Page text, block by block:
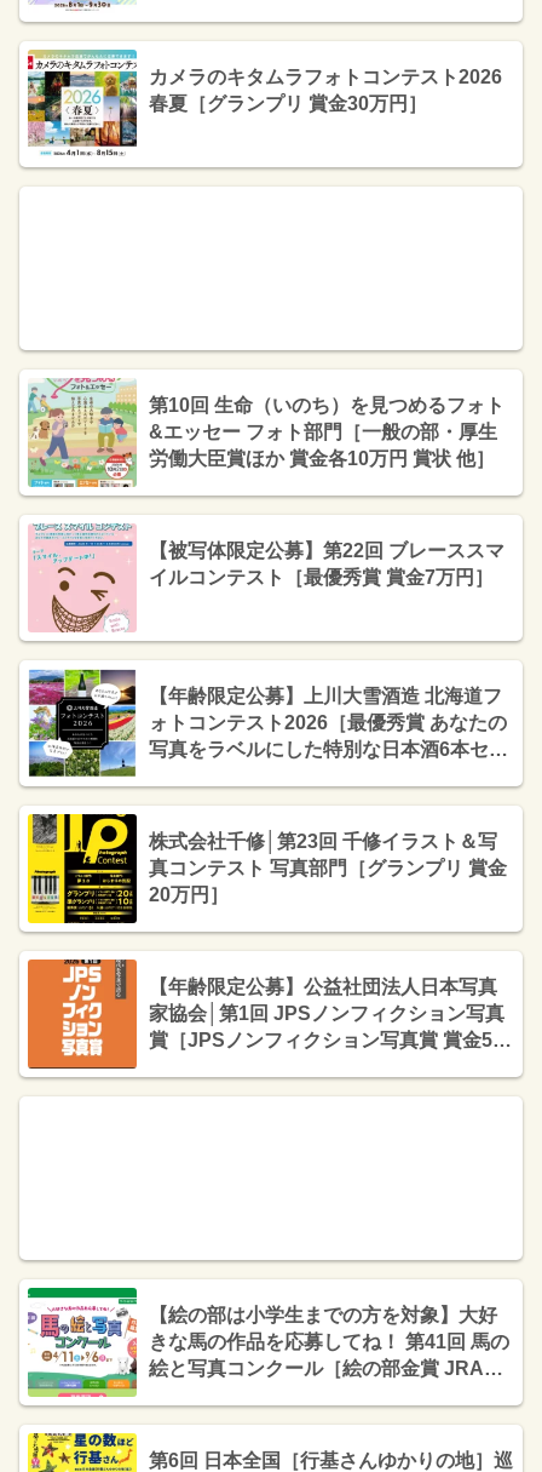
カメラのキタムラフォトコンテスト2026
春夏［グランプリ 賞金30万円］
第10回 生命（いのち）を見つめるフォト
&エッセー フォト部門［一般の部・厚生
労働大臣賞ほか 賞金各10万円 賞状 他］
【被写体限定公募】第22回 ブレーススマ
イルコンテスト［最優秀賞 賞金7万円］
【年齢限定公募】上川大雪酒造 北海道フ
ォトコンテスト2026［最優秀賞 あなたの
写真をラベルにした特別な日本酒6本セッ
株式会社千修│第23回 千修イラスト＆写
真コンテスト 写真部門［グランプリ 賞金
20万円］
【年齢限定公募】公益社団法人日本写真
家協会│第1回 JPSノンフィクション写真
賞［JPSノンフィクション写真賞 賞金50
【絵の部は小学生までの方を対象】大好
きな馬の作品を応募してね！ 第41回 馬の
絵と写真コンクール［絵の部金賞 JRAグ
50,000円相当］
第6回 日本全国［行基さんゆかりの地］巡